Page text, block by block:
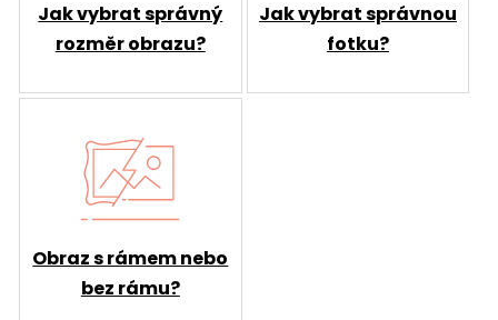
Jak vybrat správný
rozměr obrazu?
Jak vybrat správnou
fotku?
Obraz s rámem nebo
bez rámu?